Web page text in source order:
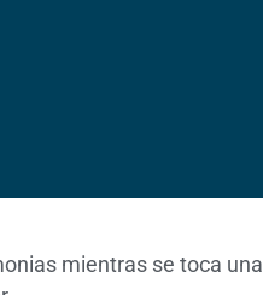
mientras se toca una